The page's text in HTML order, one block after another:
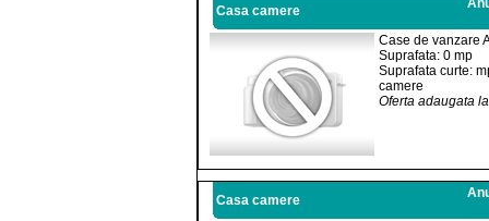
Casa camere
Case de vanzare
Suprafata: 0 mp
Suprafata curte:
camere
Oferta adaugata
Casa camere